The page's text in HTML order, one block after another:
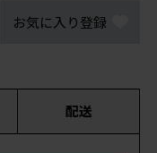
お気に入り登録
配送